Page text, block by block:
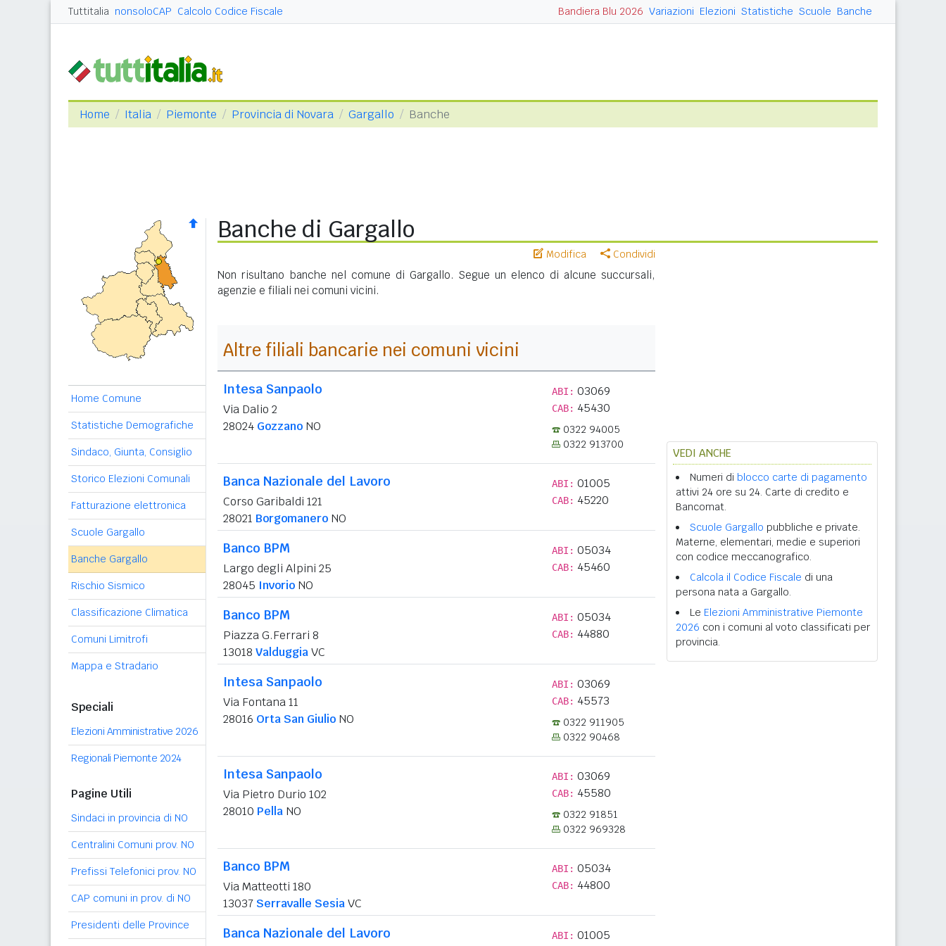
Tuttitalia nonsoloCAP Calcolo Codice Fiscale Bandiera Blu 2026 Variazioni Elezioni Statistiche Scuole Banche
Home Italia Piemonte Provincia di Novara Gargallo Banche
Home Comune
Statistiche Demografiche
Sindaco, Giunta, Consiglio
Storico Elezioni Comunali
Fatturazione elettronica
Scuole Gargallo
Banche Gargallo
Rischio Sismico
Classificazione Climatica
Comuni Limitrofi
Mappa e Stradario
Speciali
Elezioni Amministrative 2026
Regionali Piemonte 2024
Pagine Utili
Sindaci in provincia di NO
Centralini Comuni prov. NO
Prefissi Telefonici prov. NO
CAP comuni in prov. di NO
Presidenti delle Province
Banche di Gargallo
Modifica Condividi
Non risultano banche nel comune di Gargallo. Segue un elenco di alcune succursali,
agenzie e filiali nei comuni vicini.
Altre filiali bancarie nei comuni vicini
Intesa Sanpaolo
Via Dalio 2
28024 Gozzano NO
ABI: 03069
CAB: 45430
0322 94005
0322 913700
Banca Nazionale del Lavoro
Corso Garibaldi 121
28021 Borgomanero NO
ABI: 01005
CAB: 45220
Banco BPM
Largo degli Alpini 25
28045 Invorio NO
ABI: 05034
CAB: 45460
Banco BPM
Piazza G.Ferrari 8
13018 ValduggiaVC
ABI: 05034
CAB: 44880
Intesa Sanpaolo
Via Fontana 11
28016 Orta San Giulio NO
ABI: 03069
CAB: 45573
0322 911905
0322 90468
Intesa Sanpaolo
Via Pietro Durio 102
28010 Pella NO
ABI: 03069
CAB: 45580
0322 91851
0322 969328
Banco BPM
Via Matteotti 180
13037 Serravalle SesiaVC
ABI: 05034
CAB: 44800
Banca Nazionale del Lavoro ABI: 01005
VEDI ANCHE
Numeri di blocco carte di pagamento
attivi 24 ore su 24. Carte di credito e
Bancomat.
Scuole Gargallo pubbliche e private.
Materne, elementari, medie e superiori
con codice meccanografico.
Calcola il Codice Fiscale di una
persona nata a Gargallo.
Le Elezioni Amministrative Piemonte
2026 con i comuni al voto classificati per
provincia.